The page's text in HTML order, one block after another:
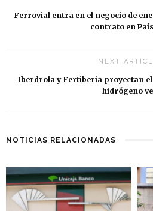
Ferrovial entra en el negocio de
contrato en
NEXT
Iberdrola y Fertiberia proyectan
hidrógeno
NOTICIAS RELACIONADAS